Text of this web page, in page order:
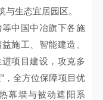
生态宜居园区。
中国中冶旗下各施
施工、智能建造、
项目建设，攻克多
，全方位保障项目优
幕墙与被动遮阳系